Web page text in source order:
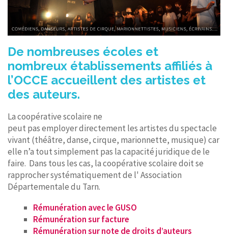
CONTACT
De nombreuses écoles et
nombreux établissements affiliés à
l’OCCE accueillent des artistes et
des auteurs.
La coopérative scolaire ne
peut pas employer directement les artistes du spectacle
vivant (théâtre, danse, cirque, marionnette, musique) car
elle n’a tout simplement pas la capacité juridique de le
faire. Dans tous les cas, la coopérative scolaire doit se
rapprocher systématiquement de l' Association
Départementale du Tarn.
Rémunération avec le GUSO
Rémunération sur facture
Rémunération sur note de droits d’auteurs